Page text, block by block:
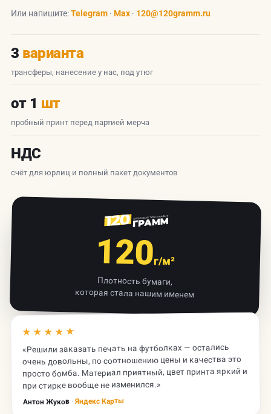
Или напишите:Telegram · Max · 120@120gramm.ru
3 варианта
трансферы, нанесение у нас, под утюг
от 1 шт
пробный принт перед партией мерча
НДС
счёт для юрлиц и полный пакет документов
120г/м²
Плотность бумаги,
которая стала нашим именем
★★★★★
«Решили заказать печать на футболках — остались
очень довольны, по соотношению цены и качества это
просто бомба. Материал приятный, цвет принта яркий и
при стирке вообще не изменился.»
Антон Жуков· Яндекс Карты